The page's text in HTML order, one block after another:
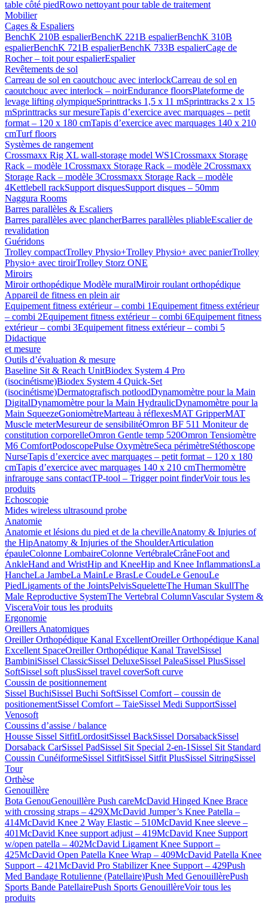
table côté piedRowo nettoyant pour table de traitement
Mobilier
Cages & Espaliers
BenchK 210B espalierBenchK 221B espalierBenchK 310B
espalierBenchK 721B espalierBenchK 733B espalierCage de
Rocher – toit pour espalierEspalier
Revêtements de sol
Carreau de sol en caoutchouc avec interlockCarreau de sol en
caoutchouc avec interlock – noirEndurance floorsPlateforme de
levage lifting olympiqueSprinttracks 1,5 x 11 mSprinttracks 2 x 15
mSprinttracks sur mesureTapis d’exercice avec marquages – petit
format – 120 x 180 cmTapis d’exercice avec marquages 140 x 210
cmTurf floors
Systèmes de rangement
Crossmaxx Rig XL wall-storage model WS1Crossmaxx Storage
Rack – modèle 1Crossmaxx Storage Rack – modèle 2Crossmaxx
Storage Rack – modèle 3Crossmaxx Storage Rack – modèle
4Kettlebell rackSupport disquesSupport disques – 50mm
Naggura Rooms
Barres parallèles & Escaliers
Barres parallèles avec plancherBarres parallèles pliableEscalier de
revalidation
Guéridons
Trolley compactTrolley Physio+Trolley Physio+ avec panierTrolley
Physio+ avec tiroirTrolley Storz ONE
Miroirs
Miroir orthopédique Modèle muralMiroir roulant orthopédique
Appareil de fitness en plein air
Equipement fitness extérieur – combi 1Equipement fitness extérieur
– combi 2Equipement fitness extérieur – combi 6Equipement fitness
extérieur – combi 3Equipement fitness extérieur – combi 5
Didactique
et mesure
Outils d’évaluation & mesure
Baseline Sit & Reach UnitBiodex System 4 Pro
(isocinétisme)Biodex System 4 Quick-Set
(isocinétisme)Dermatografisch potloodDynamomètre pour la Main
DigitalDynamomètre pour la Main HydraulicDynamomètre pour la
Main SqueezeGoniomètreMarteau à réflexesMAT GripperMAT
Muscle meterMesureur de sensibilitéOmron BF 511 Moniteur de
constitution corporelleOmron Gentle temp 520Omron Tensiomètre
M6 ComfortPodoscopePulse OxymètreSeca périmètreStéthoscope
NurseTapis d’exercice avec marquages – petit format – 120 x 180
cmTapis d’exercice avec marquages 140 x 210 cmThermomètre
infrarouge sans contactTP-tool – Trigger point finderVoir tous les
produits
Echoscopie
Mides wireless ultrasound probe
Anatomie
Anatomie et lésions du pied et de la chevilleAnatomy & Injuries of
the HipAnatomy & Injuries of the ShoulderArticulation
épauleColonne LombaireColonne VertébraleCrâneFoot and
AnkleHand and WristHip and KneeHip and Knee InflammationsLa
HancheLa JambeLa MainLe BrasLe CoudeLe GenouLe
PiedLigaments of the JointsPelvisSqueletteThe Human SkullThe
Male Reproductive SystemThe Vertebral ColumnVascular System &
VisceraVoir tous les produits
Ergonomie
Oreillers Anatomiques
Oreiller Orthopédique Kanal ExcellentOreiller Orthopédique Kanal
Excellent SpaceOreiller Orthopédique Kanal TravelSissel
BambiniSissel ClassicSissel DeluxeSissel PaleaSissel PlusSissel
SoftSissel soft plusSissel travel coverSoft curve
Coussin de positionnement
Sissel BuchiSissel Buchi SoftSissel Comfort – coussin de
positionementSissel Comfort – TaieSissel Medi SupportSissel
Venosoft
Coussins d’assise / balance
Housse Sissel SitfitLordositSissel BackSissel DorsabackSissel
Dorsaback CarSissel PadSissel Sit Special 2-en-1 Sissel Sit Standard
Coussin CunéiformeSissel SitfitSissel Sitfit PlusSissel SitringSissel
Tour
Orthèse
Genouillère
Bota GenouGenouillère Push careMcDavid Hinged Knee Brace
with crossing straps – 429XMcDavid Jumper’s Knee Patella –
414McDavid Knee 2 Way Elastic – 510McDavid Knee sleeve –
401McDavid Knee support adjust – 419McDavid Knee Support
w/open patella – 402McDavid Ligament Knee Support –
425McDavid Open Patella Knee Wrap – 409McDavid Patella Knee
Support – 421McDavid Pro Stabilizer Knee Support – 429Push
Med Bandage Rotulienne (Patellaire)Push Med GenouillèrePush
Sports Bande PatellairePush Sports GenouillèreVoir tous les
produits